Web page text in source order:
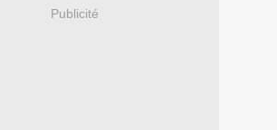
Publicité